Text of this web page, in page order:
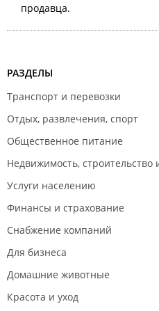
продавца.
РАЗДЕЛЫ
Транспорт и перевозки
Отдых, развлечения, спорт
Общественное питание
Недвижимость, строительство
Услуги населению
Финансы и страхование
Снабжение компаний
Для бизнеса
Домашние животные
Красота и уход